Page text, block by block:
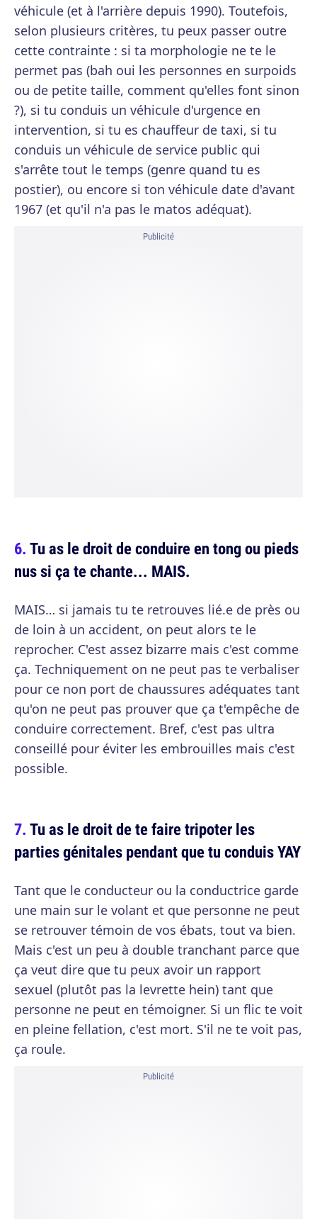
véhicule (et à l'arrière depuis 1990). Toutefois,
selon plusieurs critères, tu peux passer outre
cette contrainte : si ta morphologie ne te le
permet pas (bah oui les personnes en surpoids
ou de petite taille, comment qu'elles font sinon
?), si tu conduis un véhicule d'urgence en
intervention, si tu es chauffeur de taxi, si tu
conduis un véhicule de service public qui
s'arrête tout le temps (genre quand tu es
postier), ou encore si ton véhicule date d'avant
1967 (et qu'il n'a pas le matos adéquat).
Publicité
Tu as le droit de conduire en tong ou pieds
nus si ça te chante... MAIS.
MAIS… si jamais tu te retrouves lié.e de près ou
de loin à un accident, on peut alors te le
reprocher. C'est assez bizarre mais c'est comme
ça. Techniquement on ne peut pas te verbaliser
pour ce non port de chaussures adéquates tant
qu'on ne peut pas prouver que ça t'empêche de
conduire correctement. Bref, c'est pas ultra
conseillé pour éviter les embrouilles mais c'est
possible.
Tu as le droit de te faire tripoter les
parties génitales pendant que tu conduis YAY
Tant que le conducteur ou la conductrice garde
une main sur le volant et que personne ne peut
se retrouver témoin de vos ébats, tout va bien.
Mais c'est un peu à double tranchant parce que
ça veut dire que tu peux avoir un rapport
sexuel (plutôt pas la levrette hein) tant que
personne ne peut en témoigner. Si un flic te voit
en pleine fellation, c'est mort. S'il ne te voit pas,
ça roule.
Publicité